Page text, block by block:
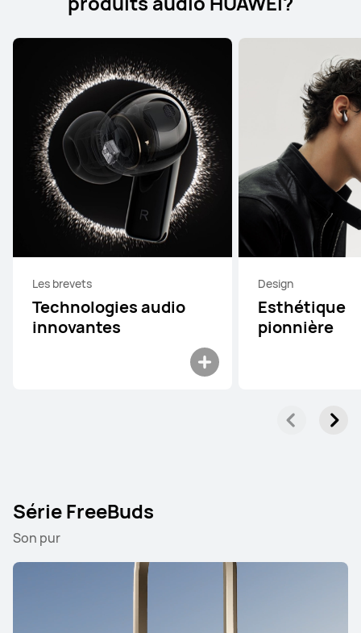
Les brevets
Technologies audio
innovantes
Design
Esthétique
pionnière
Série FreeBuds
Son pur